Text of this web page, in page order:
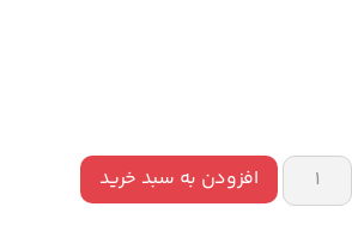
افزودن به سبد خرید